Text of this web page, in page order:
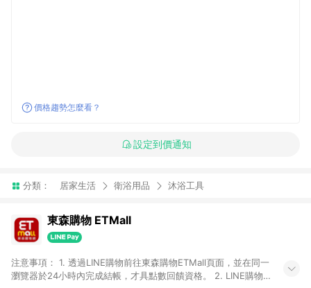
價格趨勢怎麼看？
設定到價通知
分類： 居家生活 衛浴用品 沐浴工具
東森購物 ETMall
注意事項： 1. 透過LINE購物前往東森購物ETMall頁面，並在同一
瀏覽器於24小時內完成結帳，才具點數回饋資格。 2. LINE購物